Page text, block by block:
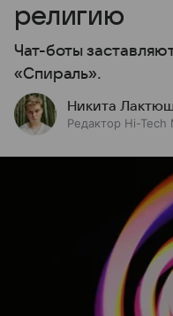
религию
Чат-боты
«Спираль».
Никита
Редактор Hi-Tech